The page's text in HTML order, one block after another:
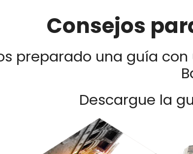
Consejos
preparado una guía
Descargue la